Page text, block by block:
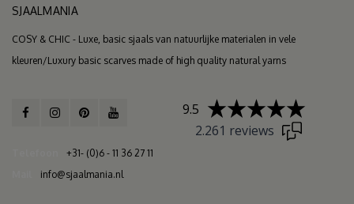
SJAALMANIA
COSY & CHIC - Luxe, basic sjaals van natuurlijke materialen in vele
kleuren/Luxury basic scarves made of high quality natural yarns
+31- (0)6 - 11 36 27 11
info@sjaalmania.nl
9.5
2.261 reviews